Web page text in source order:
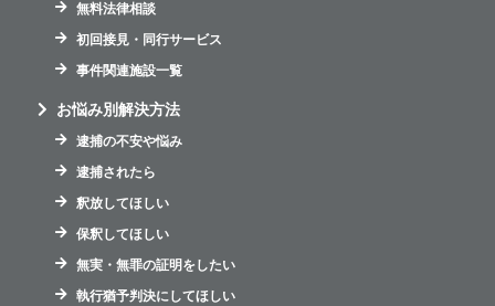
無料法律相談
初回接見・同行サービス
事件関連施設一覧
お悩み別解決方法
逮捕の不安や悩み
逮捕されたら
釈放してほしい
保釈してほしい
無実・無罪の証明をしたい
執行猶予判決にしてほしい